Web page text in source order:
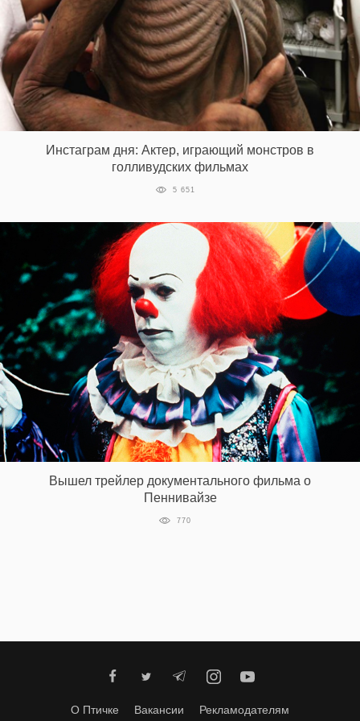
Инстаграм дня: Актер, играющий монстров в
голливудских фильмах
5 651
Вышел трейлер документального фильма о
Пеннивайзе
770
О Птичке Вакансии Рекламодателям